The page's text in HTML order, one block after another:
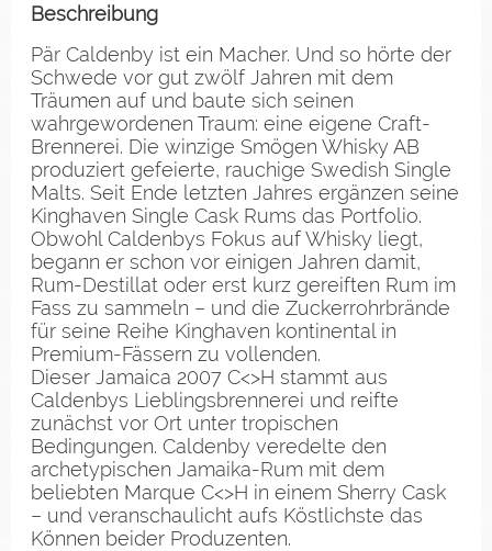
Beschreibung
Pär Caldenby ist ein Macher. Und so hörte der
Schwede vor gut zwölf Jahren mit dem
Träumen auf und baute sich seinen
wahrgewordenen Traum: eine eigene Craft-
Brennerei. Die winzige Smögen Whisky AB
produziert gefeierte, rauchige Swedish Single
Malts. Seit Ende letzten Jahres ergänzen seine
Kinghaven Single Cask Rums das Portfolio.
Obwohl Caldenbys Fokus auf Whisky liegt,
begann er schon vor einigen Jahren damit,
Rum-Destillat oder erst kurz gereiften Rum im
Fass zu sammeln – und die Zuckerrohrbrände
für seine Reihe Kinghaven kontinental in
Premium-Fässern zu vollenden.
Dieser Jamaica 2007 C<>H stammt aus
Caldenbys Lieblingsbrennerei und reifte
zunächst vor Ort unter tropischen
Bedingungen. Caldenby veredelte den
archetypischen Jamaika-Rum mit dem
beliebten Marque C<>H in einem Sherry Cask
– und veranschaulicht aufs Köstlichste das
Können beider Produzenten.